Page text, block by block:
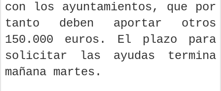
con los ayuntamientos, que por
tanto deben aportar otros
150.000 euros. El plazo para
solicitar las ayudas termina
mañana martes.